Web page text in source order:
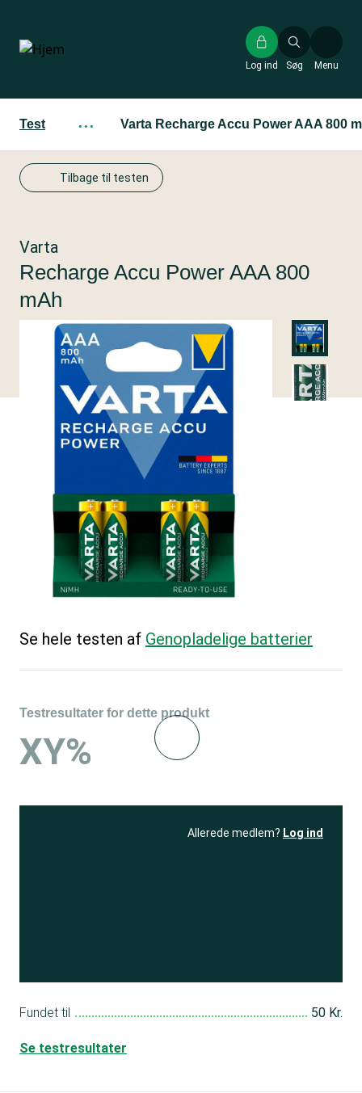
hovedindhold
Søg
Log ind Menu
Test ··· Varta Recharge Accu Power AAA 800
Tilbage til testen
Varta
Recharge Accu Power AAA 800
mAh
Se hele testen af Genopladelige batterier
Testresultater for dette produkt
XY%
Allerede medlem? Log ind
Fundet til 50 Kr.
Se testresultater